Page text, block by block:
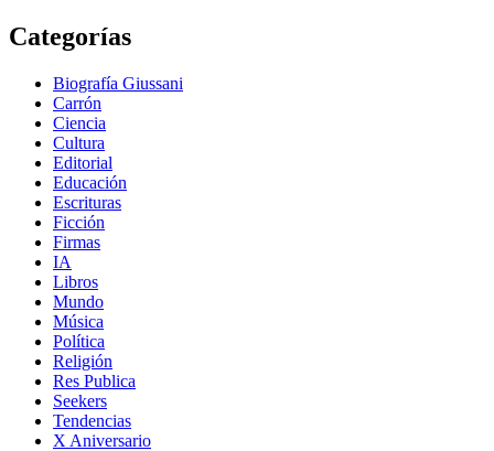
Categorías
Biografía Giussani
Carrón
Ciencia
Cultura
Editorial
Educación
Escrituras
Ficción
Firmas
IA
Libros
Mundo
Música
Política
Religión
Res Publica
Seekers
Tendencias
X Aniversario